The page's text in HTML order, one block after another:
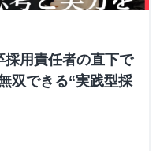
採用責任者の直下で
双できる“実践型採